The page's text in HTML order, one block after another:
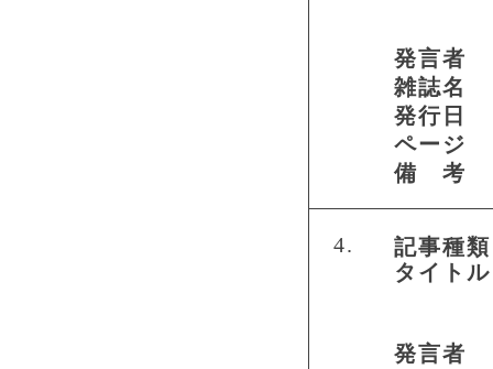
発言者
雑誌名
発行日
ページ
備 考
4.
記事種類
タイトル
発言者